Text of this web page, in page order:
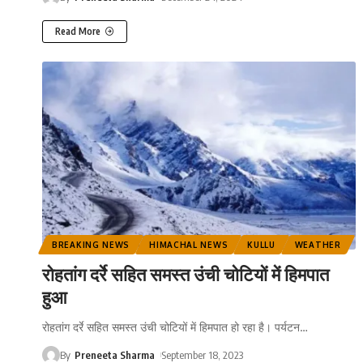
Read More
BREAKING NEWS HIMACHAL NEWS KULLU WEATHER
रोहतांग दर्रे सहित समस्त उंची चोटियों में हिमपात
हुआ
रोहतांग दर्रे सहित समस्त उंची चोटियों में हिमपात हो रहा है। पर्यटन…
By Preneeta Sharma September 18, 2023